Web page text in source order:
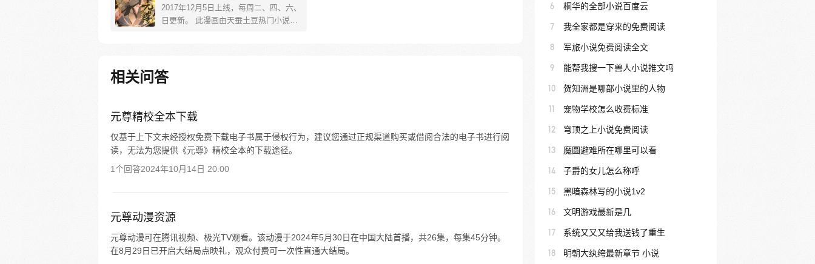
2017年12月5日上线，每周二、四、六、
日更新。 此漫画由天蚕土豆热门小说
起？！
相关问答
元尊精校全本下载
仅基于上下文未经授权免费下载电子书属于侵权行为，建议您通过正规渠道购买或借阅合法的电子书进行阅
读，无法为您提供《元尊》精校全本的下载途径。
1个回答2024年10月14日 20:00
元尊动漫资源
元尊动漫可在腾讯视频、极光TV观看。该动漫于2024年5月30日在中国大陆首播，共26集，每集45分钟。
在8月29日已开启大结局点映礼，观众付费可一次性直通大结局。
6 桐华的全部小说百度云
7 我全家都是穿来的免费阅读
8 军旅小说免费阅读全文
9 能帮我搜一下兽人小说推文吗
10 贺知洲是哪部小说里的人物
11 宠物学校怎么收费标准
12 穹顶之上小说免费阅读
13 魔圆避难所在哪里可以看
14 子爵的女儿怎么称呼
15 黑暗森林写的小说1v2
16 文明游戏最新是几
17 系统又又又给我送钱了重生
18 明朝大纨绔最新章节 小说